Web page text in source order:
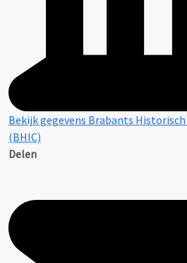
Bekijk gegevens Brabants
(BHIC)
Delen